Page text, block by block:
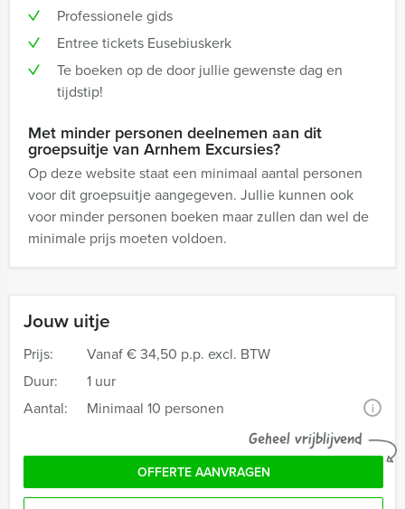
Jouw uitje
Prijs: Vanaf€ 34,50 p.p. excl. BTW
Duur:
1 uur
Aantal:
Minimaal 10 personen i
Geheel vrijblijvend
OFFERTE AANVRAGEN
Professionele gids
Entree tickets Eusebiuskerk
Te boeken op de door jullie gewenste dag en
tijdstip!
Met minder personen deelnemen aan dit
groepsuitje van Arnhem Excursies?
Op deze website staat een minimaal aantal personen
voor dit groepsuitje aangegeven. Jullie kunnen ook
voor minder personen boeken maar zullen dan wel de
minimale prijs moeten voldoen.